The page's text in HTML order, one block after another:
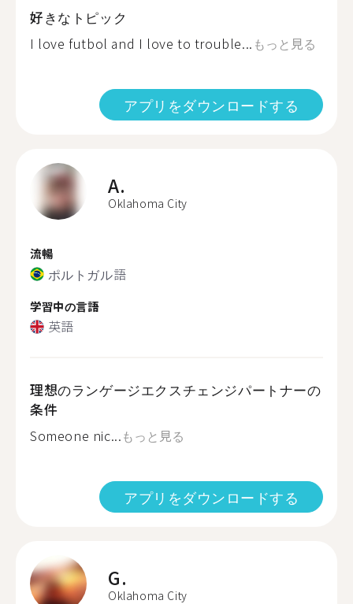
好きなトピック
I love futbol and I love to trouble... もっと見る
アプリをダウンロードする
A.
Oklahoma City
流暢
ポルトガル語
学習中の言語
英語
理想のランゲージエクスチェンジパートナーの
条件
Someone nic...もっと見る
アプリをダウンロードする
G.
Oklahoma City